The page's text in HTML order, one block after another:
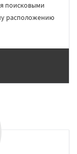
поисковыми
расположению